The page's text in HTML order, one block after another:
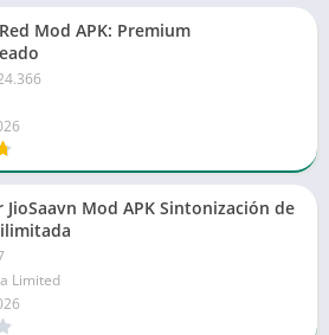
Mod APK: Premium
JioSaavn Mod APK Sintonización de
Limited